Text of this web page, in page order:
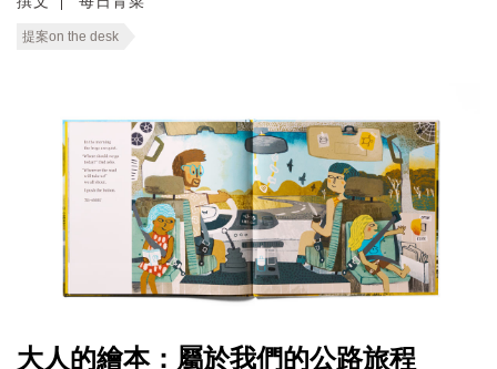
提案on the desk
大人的繪本：屬於我們的公路旅程